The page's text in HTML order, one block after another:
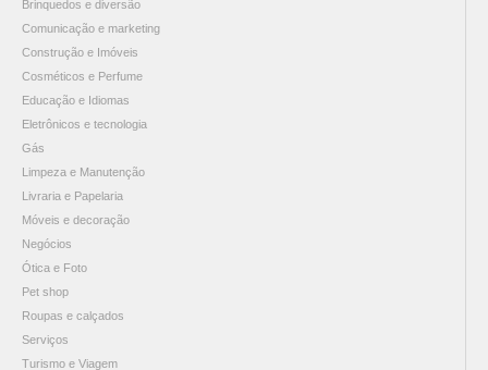
Brinquedos e diversão
Comunicação e marketing
Construção e Imóveis
Cosméticos e Perfume
Educação e Idiomas
Eletrônicos e tecnologia
Gás
Limpeza e Manutenção
Livraria e Papelaria
Móveis e decoração
Negócios
Ótica e Foto
Pet shop
Roupas e calçados
Serviços
Turismo e Viagem